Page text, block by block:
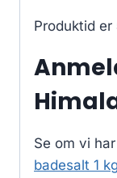
Produktid er
Se om vi
badesalt 1